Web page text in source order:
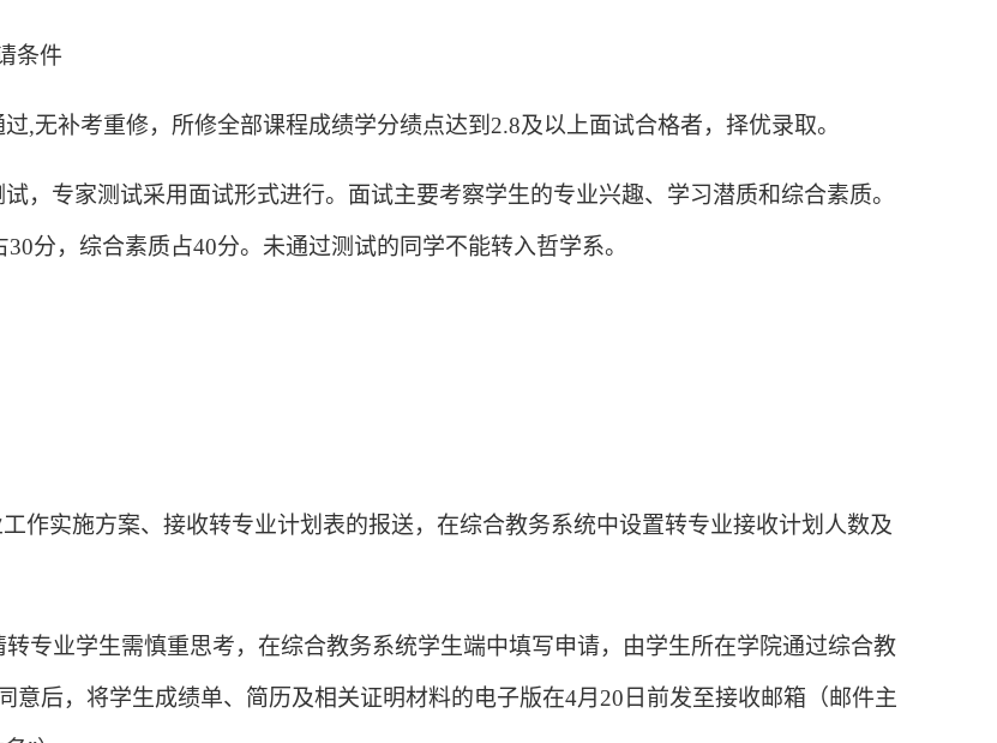
条件
过,无补考重修，所修全部课程成绩学分绩点达到 2.8及以上面试合格者，择优录取。
，专家测试采用面试形式进行。面试主要考察学生的专业兴趣、学习潜质和综合素质。
30分，综合素质占40分。未通过测试的同学不能转入哲学系。
作实施方案、接收转专业计划表的报送，在综合教务系统中设置转专业接收计划人数及
转专业学生需慎重思考，在综合教务系统学生端中填写申请，由学生所在学院通过综合教
意后，将学生成绩单、简历及相关证明材料的电子版在4月 20 日前发至接收邮箱（邮件主